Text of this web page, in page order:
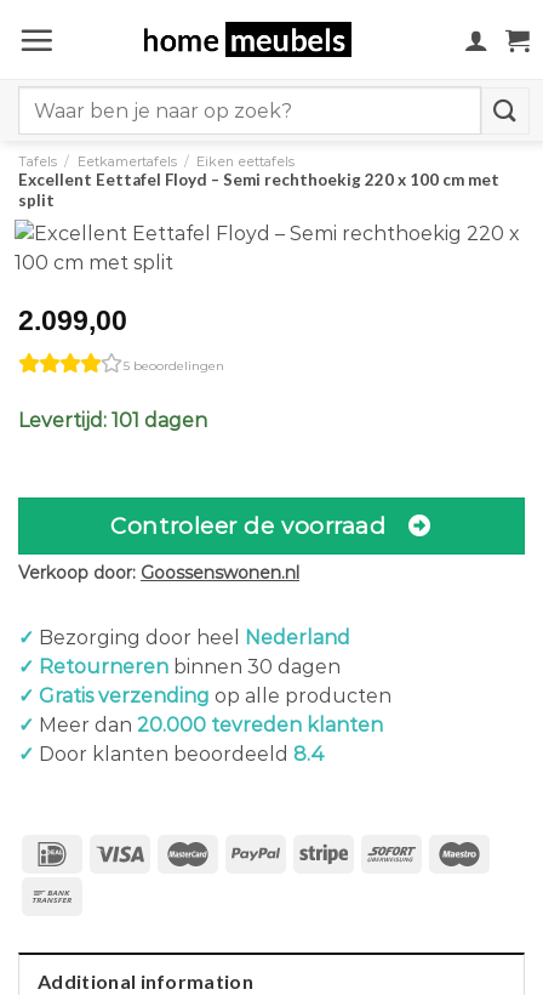
naar
for:
Tafels / Eetkamertafels / Eiken eettafels
Excellent Eettafel Floyd – Semi rechthoekig 220 x 100 cm met
split
2.099,00
5 beoordelingen
Levertijd: 101 dagen
Controleer de voorraad
Verkoop door: Goossenswonen.nl
✓ Bezorging door heel
Nederland
✓ Retourneren binnen 30 dagen
✓ Gratis verzending op alle producten
✓ Meer dan 20.000 tevreden klanten
✓ Door klanten beoordeeld 8.4
Additional information